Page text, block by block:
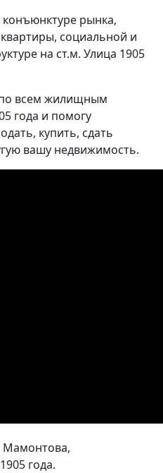
рынка,
социальной и
на ст.м. Улица 1905
всем жилищным
года и помогу
купить, сдать
вашу недвижимость.
Мамонтова,
года.